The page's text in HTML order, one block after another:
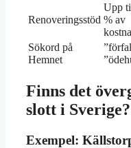
Renoveringsstöd
Upp
% av
Sökord på
Hemnet
Finns det
slott i Sverige?
Exempel: